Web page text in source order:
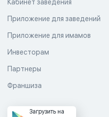
Кабинет заведения
Приложение для заведений
Приложение для имамов
Инвесторам
Партнеры
Франшиза
Загрузить на